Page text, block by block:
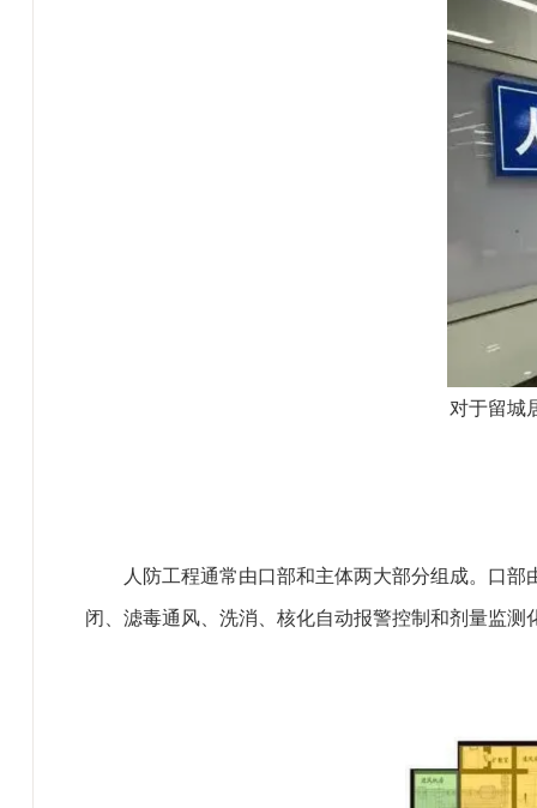
对于留城
人防工程通常由口部和主体两大部分组成。口
闭、滤毒通风、洗消、核化自动报警控制和剂量监